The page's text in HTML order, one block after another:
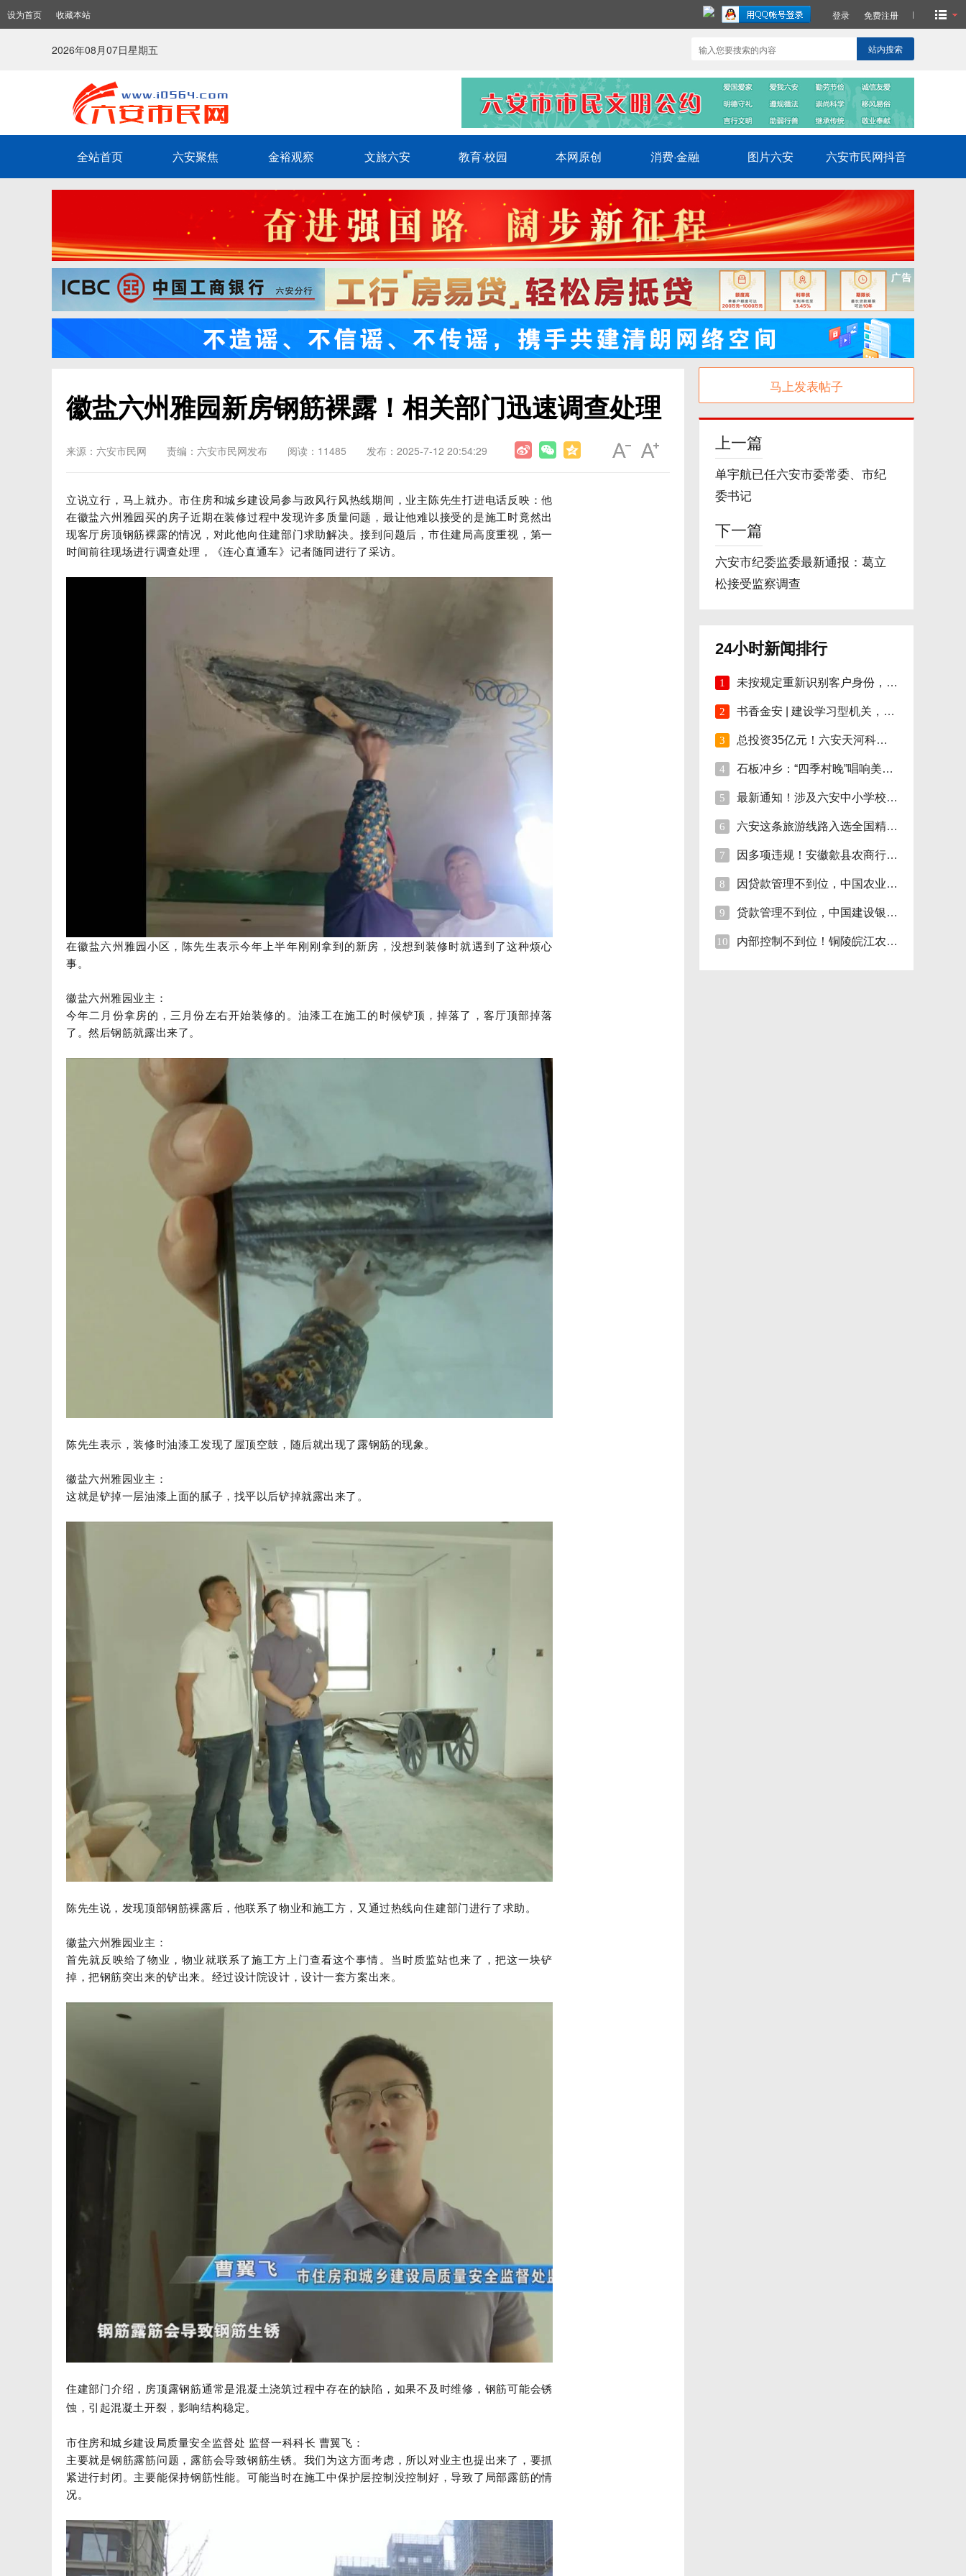
设为首页 收藏本站 登录 免费注册
2026年08月07日星期五 站内搜索
全站首页 六安聚焦 金裕观察 文旅六安 教育·校园 本网原创 消费·金融 图片六安 六安市民网抖音
徽盐六州雅园新房钢筋裸露！相关部门迅速调查处理
来源：六安市民网 责编：六安市民网发布 阅读：11485 发布：2025-7-12 20:54:29
立说立行，马上就办。市住房和城乡建设局参与政风行风热线期间，业主陈先生打进电话反映：他
在徽盐六州雅园买的房子近期在装修过程中发现许多质量问题，最让他难以接受的是施工时竟然出
现客厅房顶钢筋裸露的情况，对此他向住建部门求助解决。接到问题后，市住建局高度重视，第一
时间前往现场进行调查处理，《连心直通车》记者随同进行了采访。
在徽盐六州雅园小区，陈先生表示今年上半年刚刚拿到的新房，没想到装修时就遇到了这种烦心
事。
徽盐六州雅园业主：
今年二月份拿房的，三月份左右开始装修的。油漆工在施工的时候铲顶，掉落了，客厅顶部掉落
了。然后钢筋就露出来了。
陈先生表示，装修时油漆工发现了屋顶空鼓，随后就出现了露钢筋的现象。
徽盐六州雅园业主：
这就是铲掉一层油漆上面的腻子，找平以后铲掉就露出来了。
陈先生说，发现顶部钢筋裸露后，他联系了物业和施工方，又通过热线向住建部门进行了求助。
徽盐六州雅园业主：
首先就反映给了物业，物业就联系了施工方上门查看这个事情。当时质监站也来了，把这一块铲
掉，把钢筋突出来的铲出来。经过设计院设计，设计一套方案出来。
住建部门介绍，房顶露钢筋通常是混凝土浇筑过程中存在的缺陷，如果不及时维修，钢筋可能会锈
蚀，引起混凝土开裂，影响结构稳定。
市住房和城乡建设局质量安全监督处 监督一科科长 曹翼飞：
主要就是钢筋露筋问题，露筋会导致钢筋生锈。我们为这方面考虑，所以对业主也提出来了，要抓
紧进行封闭。主要能保持钢筋性能。可能当时在施工中保护层控制没控制好，导致了局部露筋的情
况。
马上发表帖子
上一篇
单宇航已任六安市委常委、市纪
委书记
下一篇
六安市纪委监委最新通报：葛立
松接受监察调查
24小时新闻排行
1 未按规定重新识别客户身份，安徽明光农商行
2 书香金安 | 建设学习型机关，孙岗这样做！
3 总投资35亿元！六安天河科技学院项目开工！
4 石板冲乡：“四季村晚”唱响美好新生活
5 最新通知！涉及六安中小学校伙食费
6 六安这条旅游线路入选全国精品!
7 因多项违规！安徽歙县农商行合计被罚110万
8 因贷款管理不到位，中国农业银行砀山支行被
9 贷款管理不到位，中国建设银行股份砀山支行
10 内部控制不到位！铜陵皖江农村商行被罚35万